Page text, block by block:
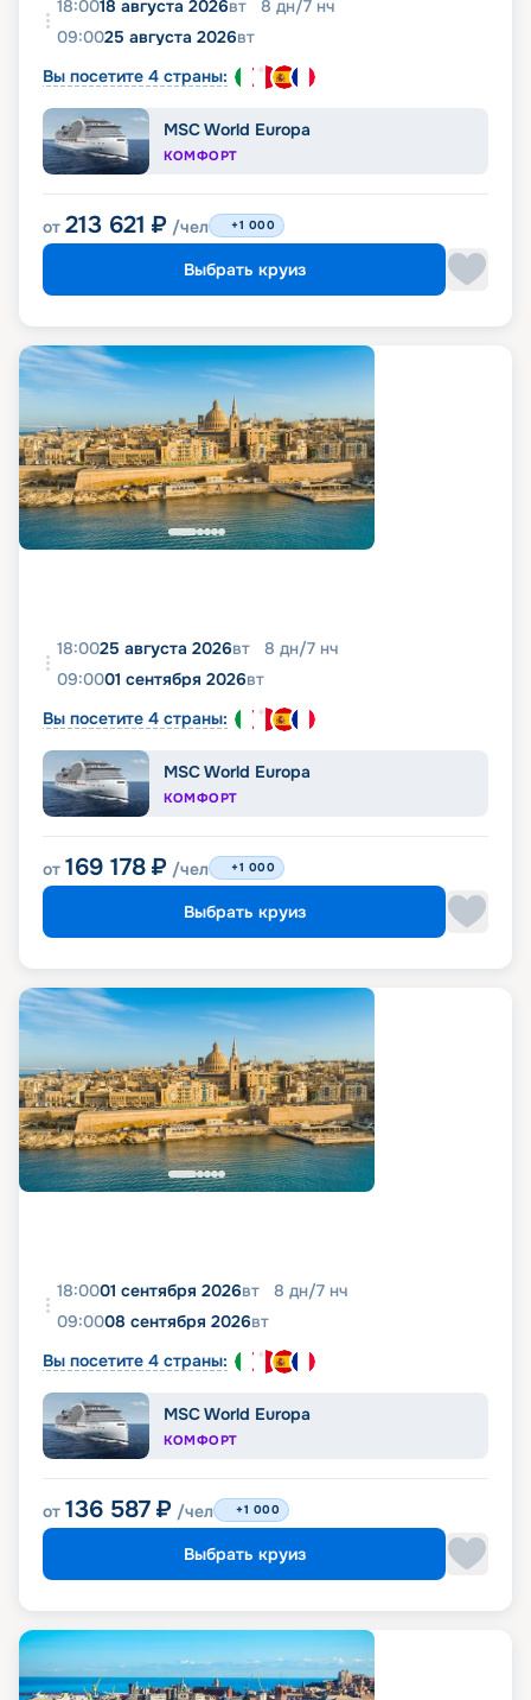
18:0018 августа 2026вт 8 дн/7 нч
09:0025 августа 2026вт
Вы посетите 4 страны:
MSC World Europa
КОМФОРТ
от 213 621 ₽ /чел +1 000
Выбрать круиз
18:0025 августа 2026вт 8 дн/7 нч
09:0001 сентября 2026вт
Вы посетите 4 страны:
MSC World Europa
КОМФОРТ
от 169 178 ₽ /чел +1 000
Выбрать круиз
18:0001 сентября 2026вт 8 дн/7 нч
09:0008 сентября 2026вт
Вы посетите 4 страны:
MSC World Europa
КОМФОРТ
от 136 587 ₽ /чел +1 000
Выбрать круиз